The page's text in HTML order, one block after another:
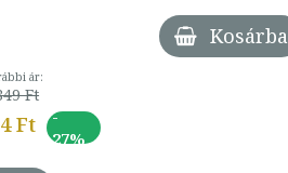
ár:
Ft
Ft
-
27%
Kosárba